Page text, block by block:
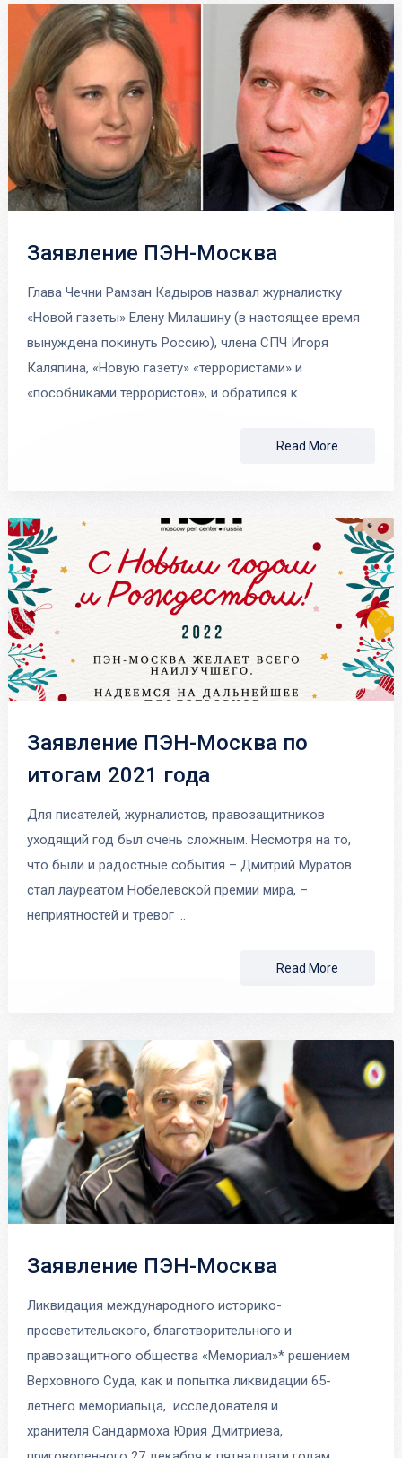
Заявление ПЭН-Москва
Глава Чечни Рамзан Кадыров назвал журналистку
«Новой газеты» Елену Милашину (в настоящее время
вынуждена покинуть Россию), члена СПЧ Игоря
Каляпина, «Новую газету» «террористами» и
«пособниками террористов», и обратился к …
Read More
Заявление ПЭН-Москва по
итогам 2021 года
Для писателей, журналистов, правозащитников
уходящий год был очень сложным. Несмотря на то,
что были и радостные события – Дмитрий Муратов
стал лауреатом Нобелевской премии мира, –
неприятностей и тревог …
Read More
Заявление ПЭН-Москва
Ликвидация международного историко-
просветительского, благотворительного и
правозащитного общества «Мемориал»* решением
Верховного Суда, как и попытка ликвидации 65-
летнего мемориальца, исследователя и
хранителя Сандармоха Юрия Дмитриева,